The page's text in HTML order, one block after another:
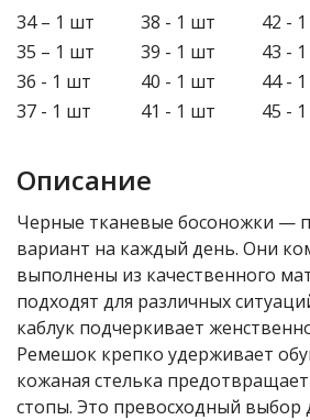
34 – 1 шт
35 – 1 шт
36 - 1 шт
37 - 1 шт
38 - 1 шт
39 - 1 шт
40 - 1 шт
41 - 1 шт
42 -
43 -
44 -
45 -
Описание
Черные тканевые босоножки —
вариант на каждый день. Они
выполнены из качественного
подходят для различных
каблук подчеркивает
Ремешок крепко удерживает
кожаная стелька
стопы. Это превосходный выбор